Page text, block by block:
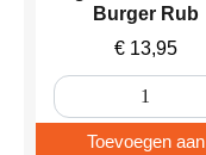
Burger Rub
€13,95
Toevoegen aan